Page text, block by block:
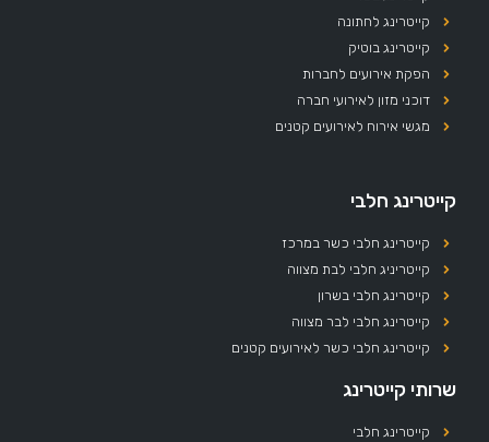
קייטרינג לחתונה
קייטרינג בוטיק
הפקת אירועים לחברות
דוכני מזון לאירועי חברה
מגשי אירוח לאירועים קטנים
קייטרינג חלבי
קייטרינג חלבי כשר במרכז
קייטריניג חלבי לבת מצווה
קייטרינג חלבי בשרון
קייטרינג חלבי לבר מצווה
קייטרינג חלבי כשר לאירועים קטנים
שרותי קייטרינג
קייטרינג חלבי